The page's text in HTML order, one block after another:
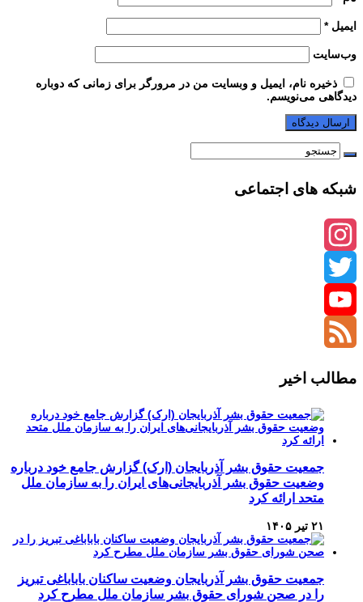
ایمیل*
وب‌سایت
ذخیره نام، ایمیل و وبسایت من در مرورگر برای زمانی که دوباره
دیدگاهی می‌نویسم.
شبکه های اجتماعی
Instagram
Twitter
YouTube
مطالب اخیر
جمعیت حقوق بشر آذربایجان (ارک) گزارش جامع خود درباره
وضعیت حقوق بشر آذربایجانی‌های ایران را به سازمان ملل
متحد ارائه کرد
۲۱ تیر ۱۴۰۵
جمعیت حقوق بشر آذربایجان وضعیت ساکنان باباباغی تبریز
را در صحن شورای حقوق بشر سازمان ملل مطرح کرد